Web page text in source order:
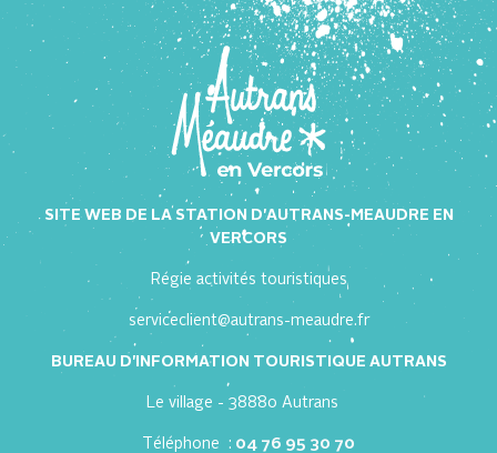
SITE WEB DE LA STATION D'AUTRANS-MEAUDRE EN
VERCORS
Régie activités touristiques
serviceclient@autrans-meaudre.fr
BUREAU D'INFORMATION TOURISTIQUE AUTRANS
Le village - 38880 Autrans
Téléphone : 04 76 95 30 70